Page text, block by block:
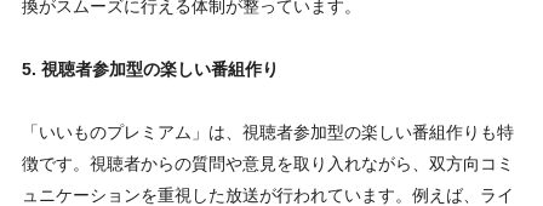
換がスムーズに行える体制が整っています。
5. 視聴者参加型の楽しい番組作り
「いいものプレミアム」は、視聴者参加型の楽しい番組作りも特
徴です。視聴者からの質問や意見を取り入れながら、双方向コミ
ュニケーションを重視した放送が行われています。例えば、ライ